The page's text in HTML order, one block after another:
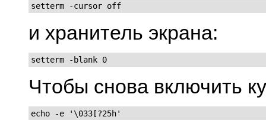
setterm -cursor off
и хранитель экрана:
setterm -blank 0
Чтобы снова включить
echo -e '\033[?25h'